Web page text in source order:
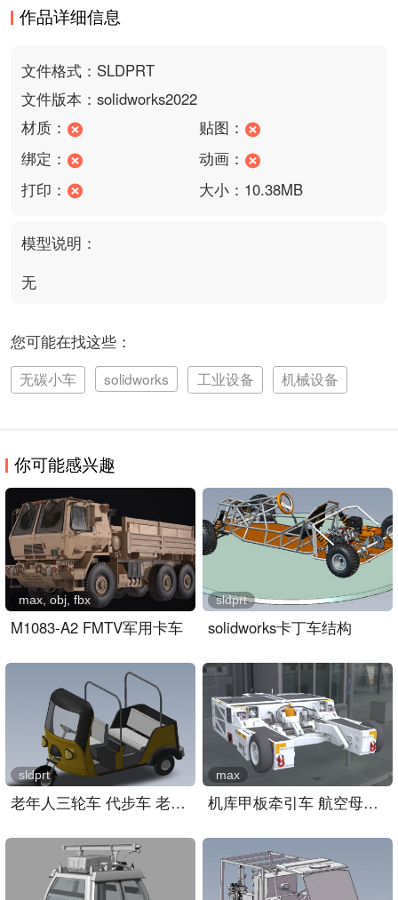
作品详细信息
文件格式：SLDPRT
文件版本：solidworks2022
材质：
贴图：
绑定：
动画：
打印：
大小：10.38MB
模型说明：
无
您可能在找这些：
无碳小车 solidworks 工业设备 机械设备
你可能感兴趣
M1083-A2 FMTV军用卡车
max, obj, fbx
solidworks卡丁车结构
sldprt
老年人三轮车 代步车 老头..
sldprt
机库甲板牵引车 航空母舰甲..
max